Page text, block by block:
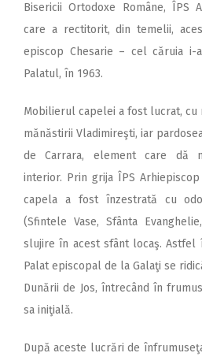
Bisericii Ortodoxe Române, ÎPS
care a rectitorit, din temelii,
episcop Chesarie – cel căruia
Palatul, în 1963.
Mobilierul capelei a fost lucrat,
mănăstirii Vladimireşti, iar
de Carrara, element care dă
interior. Prin grija ÎPS Arhiepiscop
capela a fost înzestrată cu
(Sfintele Vase, Sfânta
slujire în acest sfânt locaş. Astfel
Palat episcopal de la Galaţi se
Dunării de Jos, întrecând în
sa iniţială.
După aceste lucrări de